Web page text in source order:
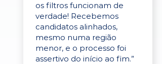
os filtros funcionam de
verdade! Recebemos
candidatos alinhados,
mesmo numa região
menor, e o processo foi
assertivo do início ao fim.”